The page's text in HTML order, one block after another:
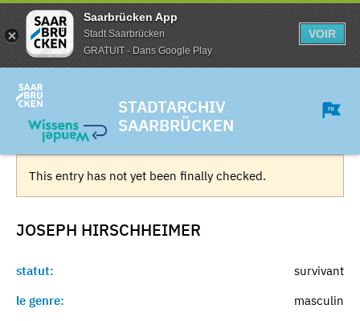
Saarbrücken App
Stadt Saarbrücken
GRATUIT - Dans Google Play
VOIR
STADTARCHIV
SAARBRÜCKEN
This entry has not yet been finally checked.
JOSEPH HIRSCHHEIMER
statut:
survivant
le genre:
masculin